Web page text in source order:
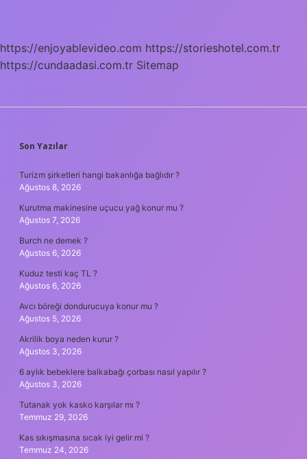
https://enjoyablevideo.com https://storieshotel.com.tr
https://cundaadasi.com.tr Sitemap
SIDEBAR
Son Yazılar
Turizm şirketleri hangi bakanlığa bağlıdır ?
Ağustos 8, 2026
Kurutma makinesine uçucu yağ konur mu ?
Ağustos 7, 2026
Burch ne demek ?
Ağustos 6, 2026
Kuduz testi kaç TL ?
Ağustos 6, 2026
Avcı böreği dondurucuya konur mu ?
Ağustos 5, 2026
Akrilik boya neden kurur ?
Ağustos 3, 2026
6 aylık bebeklere balkabağı çorbası nasıl yapılır ?
Ağustos 3, 2026
Tutanak yok kasko karşılar mı ?
Temmuz 29, 2026
Kas sıkışmasına sıcak iyi gelir mi ?
Temmuz 24, 2026